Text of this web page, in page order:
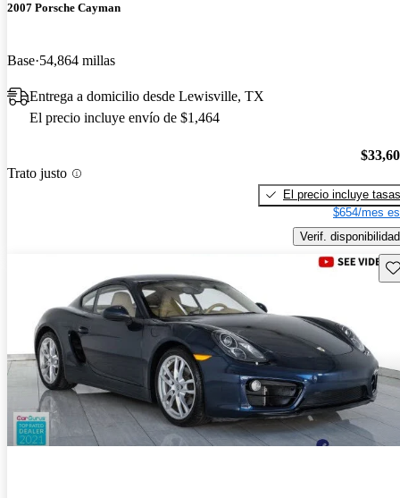
2007 Porsche Cayman
Base 54,864 millas
Entrega a domicilio desde Lewisville, TX
El precio incluye envío de $1,464
Trato justo
El precio incluye tasas
$654/mes
Verif. disponibilidad